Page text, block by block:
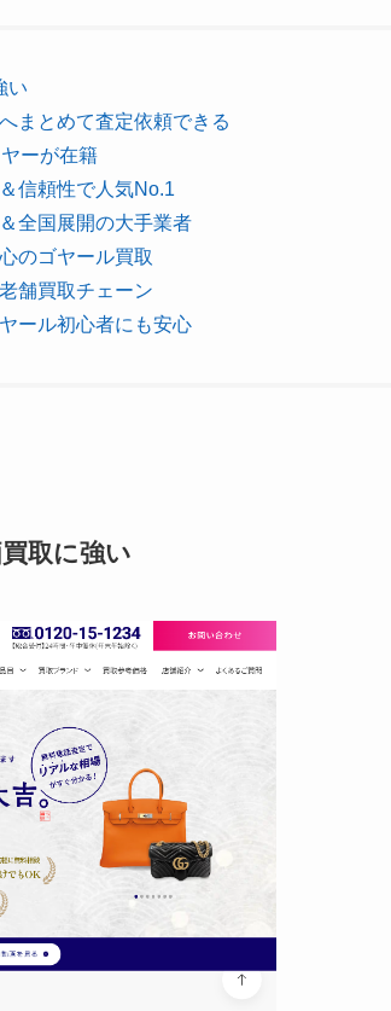
い
まとめて査定依頼できる
ーが在籍
信頼性で人気No.1
全国展開の大手業者
のゴヤール買取
舗買取チェーン
ール初心者にも安心
取に強い